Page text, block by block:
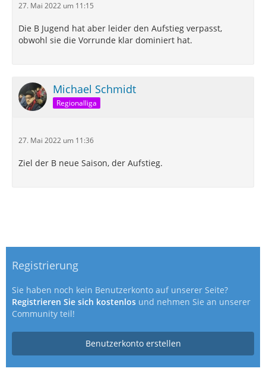
27. Mai 2022 um 11:15
Die B Jugend hat aber leider den Aufstieg verpasst,
obwohl sie die Vorrunde klar dominiert hat.
Michael Schmidt
Regionalliga
27. Mai 2022 um 11:36
Ziel der B neue Saison, der Aufstieg.
Registrierung
Sie haben noch kein Benutzerkonto auf unserer Seite?
Registrieren Sie sich kostenlos und nehmen Sie an unserer
Community teil!
Benutzerkonto erstellen